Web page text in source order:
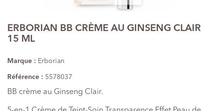
ERBORIAN BB CRÈME AU GINSENG CLAIR
15 ML
Marque : Erborian
Référence : 5578037
BB crème au Ginseng Clair.